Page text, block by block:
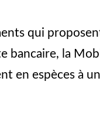
qui
bancaire, la
en espèces à